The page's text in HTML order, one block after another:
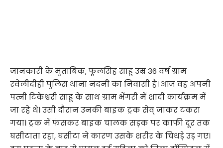
जानकारी के मुताबिक, फूलसिंह साहू उम्र 36 वर्ष ग्राम
रवेलीदीही पुलिस थाना नंदनी का निवासी है। आज वह अपनी
पत्नी टिकेश्वरी साहू के साथ ग्राम भेंगरी में शादी कार्यक्रम में
जा रहे थे। उसी दौरान उनकी बाइक ट्रक सेव् जाकर टकरा
गया। ट्रक में फंसकर बाइक चालक सड़क पर काफी दूर तक
घसीटाता रहा, घसीटा ने कारण उसके शरीर के चिथड़े उड़ गए।